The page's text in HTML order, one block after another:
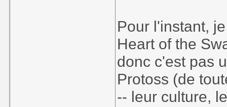
Pour l'instant,
Heart of the
donc c'est pas
Protoss (de
-- leur culture,